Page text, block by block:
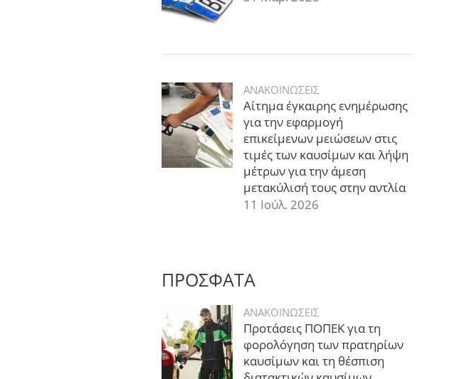
ΑΝΑΚΟΙΝΩΣΕΙΣ
Αίτημα έγκαιρης ενημέρωσης
για την εφαρμογή
επικείμενων μειώσεων στις
τιμές των καυσίμων και λήψη
μέτρων για την άμεση
μετακύλισή τους στην αντλία
11 Ιούλ. 2026
ΠΡΟΣΦΑΤΑ
ΑΝΑΚΟΙΝΩΣΕΙΣ
Προτάσεις ΠΟΠΕΚ για τη
φορολόγηση των πρατηρίων
καυσίμων και τη θέσπιση